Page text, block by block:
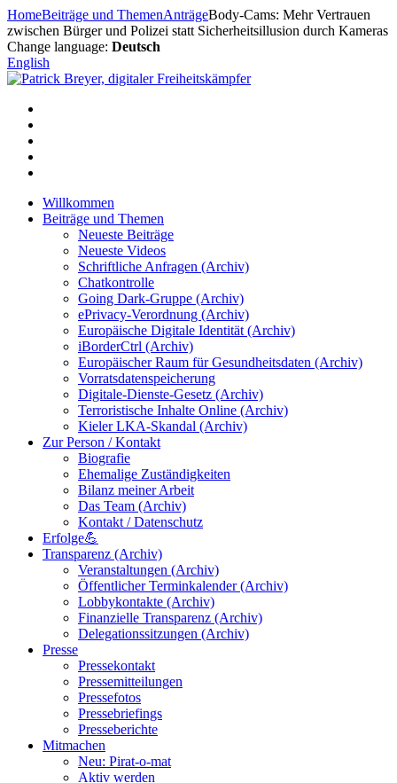
Zum
Inhalt
springen
HomeBeiträge und ThemenAnträgeBody-Cams: Mehr Vertrauen
zwischen Bürger und Polizei statt Sicherheitsillusion durch Kameras
Change language: Deutsch
English
Willkommen
Beiträge und Themen
Neueste Beiträge
Neueste Videos
Schriftliche Anfragen (Archiv)
Chatkontrolle
Going Dark-Gruppe (Archiv)
ePrivacy-Verordnung (Archiv)
Europäische Digitale Identität (Archiv)
iBorderCtrl (Archiv)
Europäischer Raum für Gesundheitsdaten (Archiv)
Vorratsdatenspeicherung
Digitale-Dienste-Gesetz (Archiv)
Terroristische Inhalte Online (Archiv)
Kieler LKA-Skandal (Archiv)
Zur Person / Kontakt
Biografie
Ehemalige Zuständigkeiten
Bilanz meiner Arbeit
Das Team (Archiv)
Kontakt / Datenschutz
Erfolge💪
Transparenz (Archiv)
Veranstaltungen (Archiv)
Öffentlicher Terminkalender (Archiv)
Lobbykontakte (Archiv)
Finanzielle Transparenz (Archiv)
Delegationssitzungen (Archiv)
Presse
Pressekontakt
Pressemitteilungen
Pressefotos
Pressebriefings
Presseberichte
Mitmachen
Neu: Pirat-o-mat
Aktiv werden